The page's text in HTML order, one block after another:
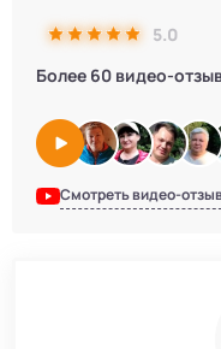
Септики КИТ 44
Септики Итал
5.0
Более 60 видео-
Смотреть видео-